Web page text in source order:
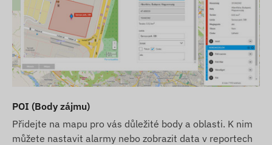
POI (Body zájmu)
Přidejte na mapu pro vás důležité body a oblasti. K nim
můžete nastavit alarmy nebo zobrazit data v reportech